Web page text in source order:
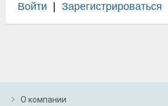
Войти Зарегистрироваться
О компании